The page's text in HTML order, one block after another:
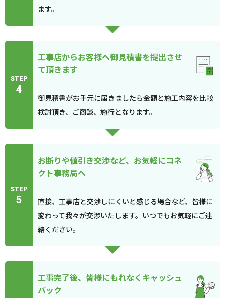
ます。
STEP
4
工事店からお客様へ御見積書を提出させ
て頂きます
御見積書がお手元に届きましたら金額と施工内容を比較
検討頂き、ご商談、施行となります。
STEP
5
お断りや値引き交渉など、お気軽にコネ
クト事務局へ
直接、工事店と交渉しにくいと感じる場合など、皆様に
変わって我々が交渉いたします。いつでもお気軽にご連
絡ください。
工事完了後、皆様にもれなくキャッシュ
バック